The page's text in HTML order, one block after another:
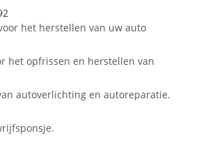
het herstellen van uw auto
het opfrissen en herstellen van
autoverlichting en autoreparatie.